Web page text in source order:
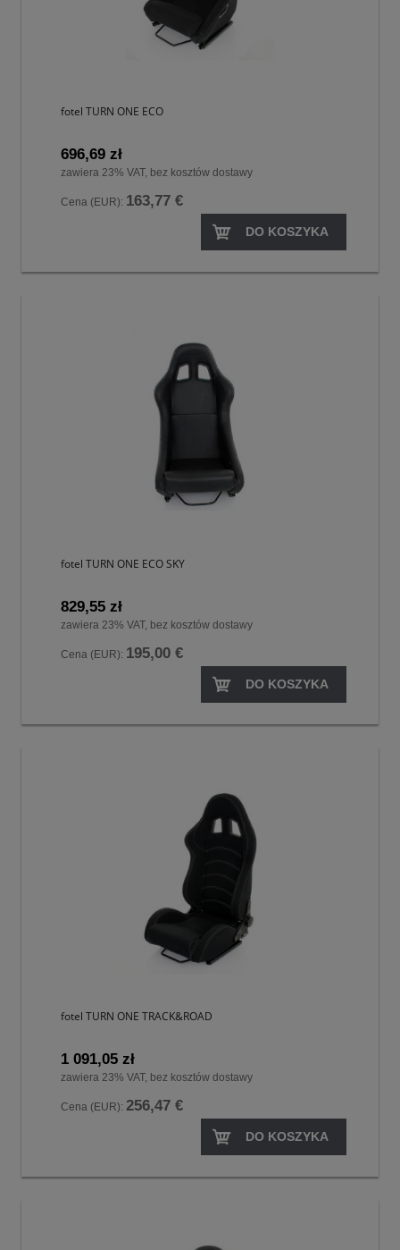
fotel TURN ONE ECO
696,69 zł
zawiera 23% VAT, bez kosztów dostawy
Cena (EUR): 163,77 €
DO KOSZYKA
fotel TURN ONE ECO SKY
829,55 zł
zawiera 23% VAT, bez kosztów dostawy
Cena (EUR): 195,00 €
DO KOSZYKA
fotel TURN ONE TRACK&ROAD
1 091,05 zł
zawiera 23% VAT, bez kosztów dostawy
Cena (EUR): 256,47 €
DO KOSZYKA